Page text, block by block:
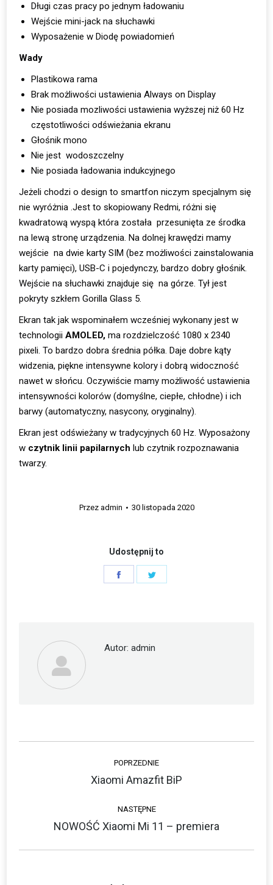
Długi czas pracy po jednym ładowaniu
Wejście mini-jack na słuchawki
Wyposażenie w Diodę powiadomień
Wady
Plastikowa rama
Brak możliwości ustawienia Always on Display
Nie posiada mozliwości ustawienia wyższej niż 60 Hz
częstotliwości odświeżania ekranu
Głośnik mono
Nie jest wodoszczelny
Nie posiada ładowania indukcyjnego
Jeżeli chodzi o design to smartfon niczym specjalnym się
nie wyróżnia .Jest to skopiowany Redmi, różni się
kwadratową wyspą która została przesunięta ze środka
na lewą stronę urządzenia. Na dolnej krawędzi mamy
wejście na dwie karty SIM (bez możliwości zainstalowania
karty pamięci), USB-C i pojedynczy, bardzo dobry głośnik.
Wejście na słuchawki znajduje się na górze. Tył jest
pokryty szkłem Gorilla Glass 5.
Ekran tak jak wspominałem wcześniej wykonany jest w
technologiiAMOLED, ma rozdzielczość 1080 x 2340
pixeli. To bardzo dobra średnia półka. Daje dobre kąty
widzenia, piękne intensywne kolory i dobrą widoczność
nawet w słońcu. Oczywiście mamy możliwość ustawienia
intensywności kolorów (domyślne, ciepłe, chłodne) i ich
barwy (automatyczny, nasycony, oryginalny).
Ekran jest odświeżany w tradycyjnych 60 Hz. Wyposażony
w czytnik linii papilarnych lub czytnik rozpoznawania
twarzy.
Przez admin 30 listopada 2020
Udostępnij to
Autor: admin
Nawigacja
wpisów
POPRZEDNIE
Poprzedni
Xiaomi Amazfit BiP
NASTĘPNE
Następny
NOWOŚĆ Xiaomi Mi 11 – premiera